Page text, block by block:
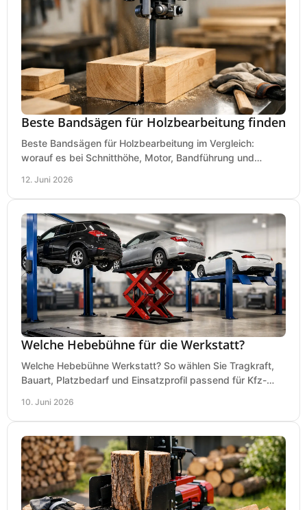
Beste Bandsägen für Holzbearbeitung finden
Beste Bandsägen für Holzbearbeitung im Vergleich:
worauf es bei Schnitthöhe, Motor, Bandführung und
12. Juni 2026
Welche Hebebühne für die Werkstatt?
Welche Hebebühne Werkstatt? So wählen Sie Tragkraft,
Bauart, Platzbedarf und Einsatzprofil passend für Kfz-
10. Juni 2026